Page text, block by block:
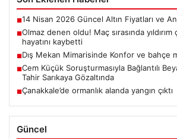
■14 Nisan 2026 Güncel Altın Fiyatları ve
■Olmaz denen oldu! Maç sırasında
hayatını kaybetti
■Dış Mekan Mimarisinde Konfor ve bahçe
■Cem Küçük Soruşturmasıyla Bağlantılı
Tahir Sarıkaya Gözaltında
■Çanakkale’de ormanlık alanda yangın çıktı
Güncel